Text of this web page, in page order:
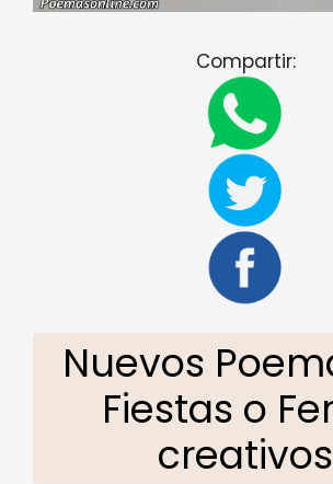
Compartir:
Nuevos
Fiestas o
creativos